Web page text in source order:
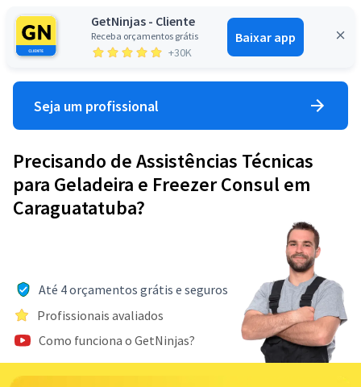
GetNinjas - Cliente
Receba orçamentos grátis
+30K
Baixar app
Entrar
Seja um profissional
Precisando de Assistências Técnicas
para Geladeira e Freezer Consul em
Caraguatatuba?
Até 4 orçamentos grátis e seguros
Profissionais avaliados
Como funciona o GetNinjas?